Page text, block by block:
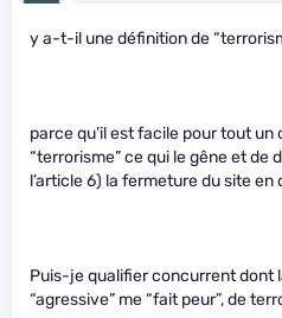
y a-t-il une définition de
parce qu’il est facile pour tout
“terrorisme” ce qui le gêne et de
l’article 6) la fermeture du site en
Puis-je qualifier concurrent dont
“agressive” me “fait peur”, de